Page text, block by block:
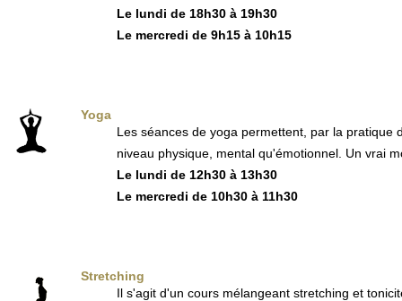
Le lundi de 18h30 à 19h30
Le mercredi de 9h15 à 10h15
Yoga
Les séances de yoga permettent, par la
niveau physique, mental qu'émotionnel. Un vrai
Le lundi de 12h30 à 13h30
Le mercredi de 10h30 à 11h30
Stretching
Il s'agit d'un cours mélangeant stretching et